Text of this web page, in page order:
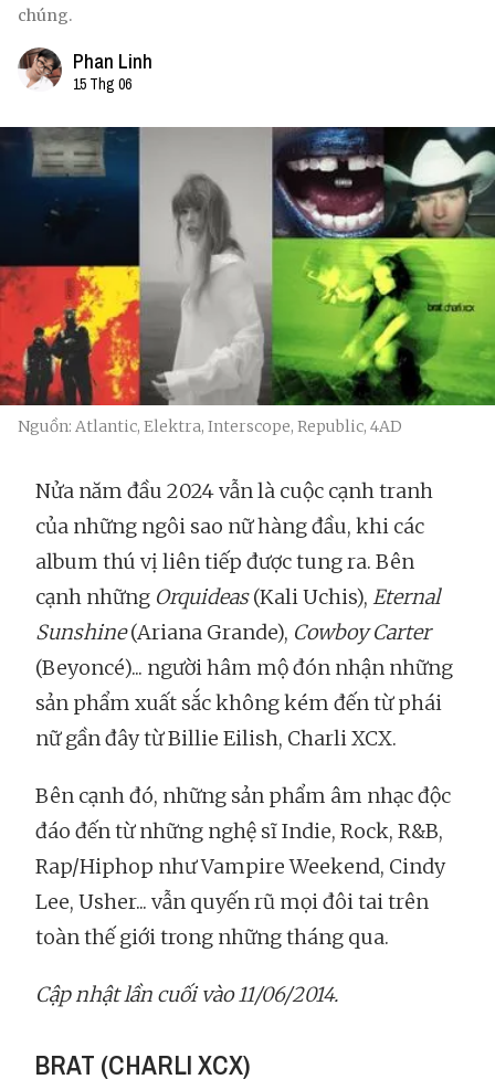
chúng.
Phan Linh
15 Thg 06
Nguồn: Atlantic, Elektra, Interscope, Republic, 4AD
Nửa năm đầu 2024 vẫn là cuộc cạnh tranh
của những ngôi sao nữ hàng đầu, khi các
album thú vị liên tiếp được tung ra. Bên
cạnh những Orquideas(Kali Uchis), Eternal
Sunshine(Ariana Grande), Cowboy Carter
(Beyoncé)... người hâm mộ đón nhận những
sản phẩm xuất sắc không kém đến từ phái
nữ gần đây từ Billie Eilish, Charli XCX.
Bên cạnh đó, những sản phẩm âm nhạc độc
đáo đến từ những nghệ sĩ Indie, Rock, R&B,
Rap/Hiphop như Vampire Weekend, Cindy
Lee, Usher... vẫn quyến rũ mọi đôi tai trên
toàn thế giới trong những tháng qua.
Cập nhật lần cuối vào 11/06/2014.
BRAT (CHARLI XCX)